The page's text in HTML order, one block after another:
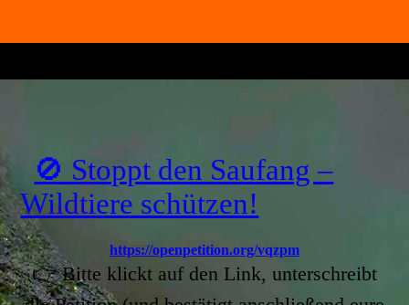
🚫 Stoppt den Saufang –
Wildtiere schützen!
https://openpetition.org/vqzpm
👉 Bitte klickt auf den Link, unterschreibt